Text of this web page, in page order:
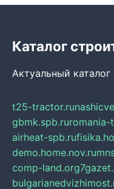
Каталог
Актуальный
t25-tractor.ru
gbmk.spb.ruromania-
airheat-spb.ru
demo.home.nov.ru
comp-land.org